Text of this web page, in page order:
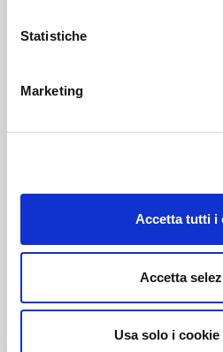
Statistiche
Marketing
Accetta tutti i
Accetta
Usa solo i
Bar e